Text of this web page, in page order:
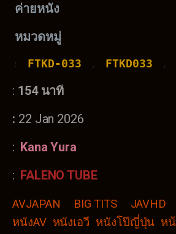
ค่ายหนัง
หมวดหมู่
: FTKD-033 , FTKD033 ,
: 154 นาท
: 22 Jan 2026
: Kana Yura
: FALENO TUBE
AVJAPAN BIG TITS JAVHD
หนังAV หนังเอวี หนังโป๊ญี่ปุ่น ห